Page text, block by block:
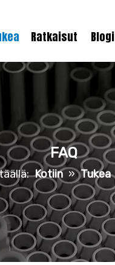
Ratkaisut Blogi
FAQ
Kotiin » Tukea